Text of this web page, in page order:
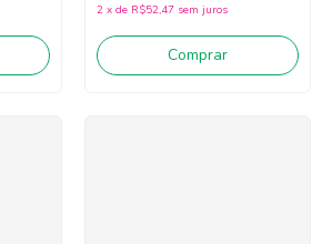
2 x de R$52,47 sem juros
Comprar